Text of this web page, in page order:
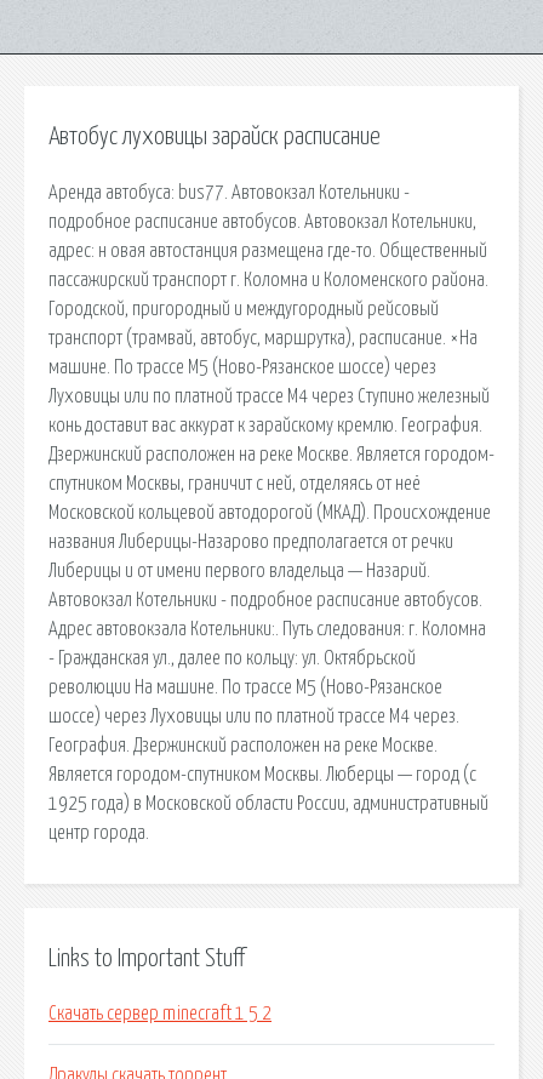
Автобус луховицы зарайск расписание
Аренда автобуса: bus77. Автовокзал Котельники -
подробное расписание автобусов. Автовокзал Котельники,
адрес: н овая автостанция размещена где-то. Общественный
пассажирский транспорт г. Коломна и Коломенского района.
Городской, пригородный и междугородный рейсовый
транспорт (трамвай, автобус, маршрутка), расписание. ×На
машине. По трассе М5 (Ново-Рязанское шоссе) через
Луховицы или по платной трассе М4 через Ступино железный
конь доставит вас аккурат к зарайскому кремлю. География.
Дзержинский расположен на реке Москве. Является городом-
спутником Москвы, граничит с ней, отделяясь от неё
Московской кольцевой автодорогой (МКАД). Происхождение
названия Либерицы-Назарово предполагается от речки
Либерицы и от имени первого владельца — Назарий.
Автовокзал Котельники - подробное расписание автобусов.
Адрес автовокзала Котельники:. Путь следования: г. Коломна
- Гражданская ул., далее по кольцу: ул. Октябрьской
революции На машине. По трассе М5 (Ново-Рязанское
шоссе) через Луховицы или по платной трассе М4 через.
География. Дзержинский расположен на реке Москве.
Является городом-спутником Москвы. Лю́берцы — город (с
1925 года) в Московской области России, административный
центр города.
Links to Important Stuff
Скачать сервер minecraft 1 5 2